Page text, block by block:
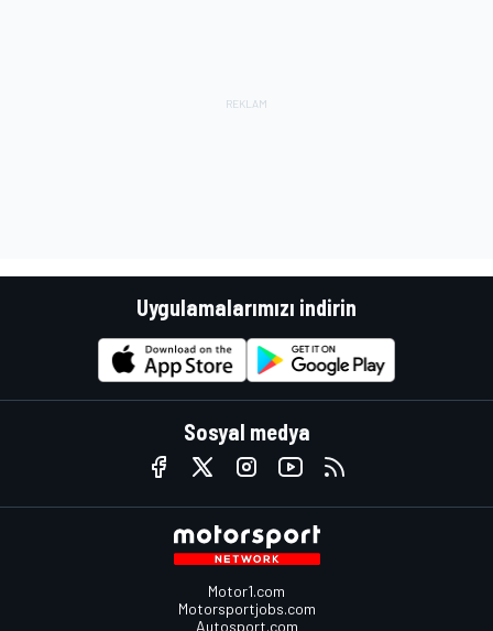
Uygulamalarımızı indirin
Sosyal medya
Motor1.com
Motorsportjobs.com
Autosport.com